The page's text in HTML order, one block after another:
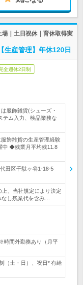
｜土日祝休｜育休取得実
生産管理】年休120日
全週休2日制
服飾雑貨(シューズ・
テム入力、検品業務な
飾雑貨の生産管理経験
中 ◆残業月平均残11.8
代田区千駄ヶ谷1-18-5
、当社規定により決定
し残業代を含み…
時間外勤務あり（月平
土・日）、祝日* 有給